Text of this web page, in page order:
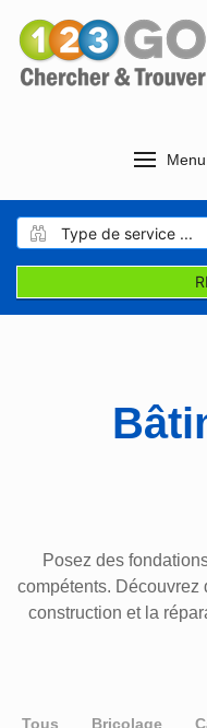
Menu
Posez des
compétents. Découvrez
construction et la
Tous Bricolage